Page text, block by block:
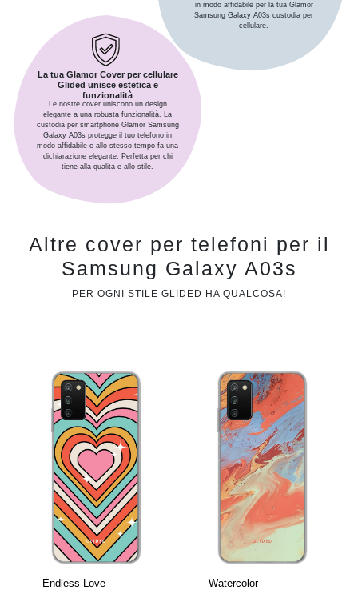
in modo affidabile per la tua Glamor
Samsung Galaxy A03s custodia per
cellulare.
La tua Glamor Cover per cellulare
Glided unisce estetica e
funzionalità
Le nostre cover uniscono un design
elegante a una robusta funzionalità. La
custodia per smartphone Glamor Samsung
Galaxy A03s protegge il tuo telefono in
modo affidabile e allo stesso tempo fa una
dichiarazione elegante. Perfetta per chi
tiene alla qualità e allo stile.
Altre cover per telefoni per il
Samsung Galaxy A03s
PER OGNI STILE GLIDED HA QUALCOSA!
Endless Love
Watercolor